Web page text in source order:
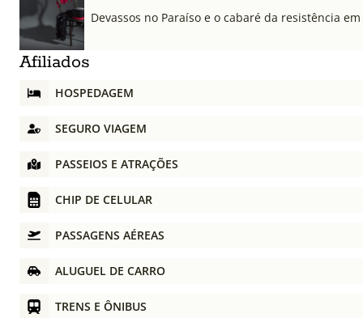
Devassos no Paraíso e o cabaré da resistência em
Afiliados
HOSPEDAGEM
SEGURO VIAGEM
PASSEIOS E ATRAÇÕES
CHIP DE CELULAR
PASSAGENS AÉREAS
ALUGUEL DE CARRO
TRENS E ÔNIBUS